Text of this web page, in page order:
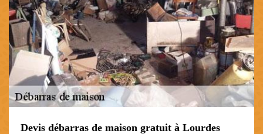
Devis débarras de maison gratuit à Lourdes